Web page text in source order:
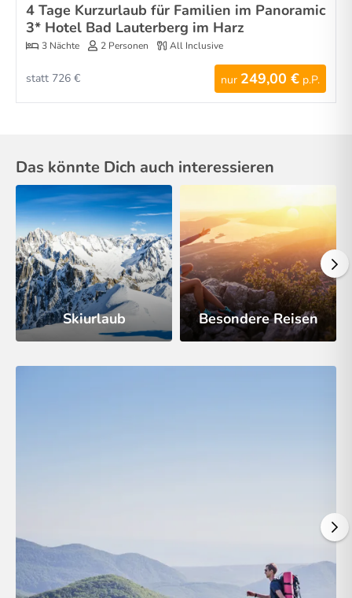
4 Tage Kurzurlaub für Familien im Panoramic
3* Hotel Bad Lauterberg im Harz
3 Nächte 2 Personen All Inclusive
nur 249,00 € p.P.
statt 726 €
Das könnte Dich auch interessieren
Skiurlaub Besondere Reisen